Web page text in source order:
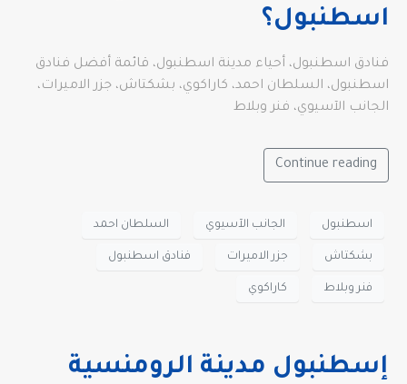
اسطنبول؟
فنادق اسطنبول، أحياء مدينة اسطنبول، قائمة أفضل فنادق
اسطنبول، السلطان احمد، كاراكوي، بشكتاش، جزر الاميرات،
الجانب الآسيوي، فنر وبلاط
Continue reading
اسطنبول الجانب الآسيوي السلطان احمد
بشكتاش جزر الاميرات فنادق اسطنبول
فنر وبلاط كاراكوي
إسطنبول مدينة الرومنسية